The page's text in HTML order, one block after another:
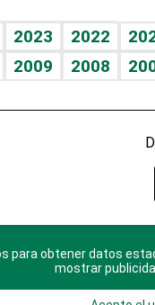
2023 2022
2009 2008
© 2025
para obtener datos
mostrar